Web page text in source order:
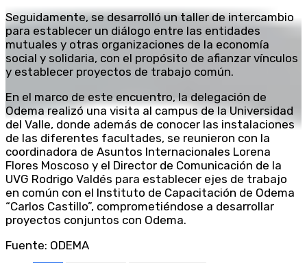
Seguidamente, se desarrolló un taller de intercambio
para establecer un diálogo entre las entidades
mutuales y otras organizaciones de la economía
social y solidaria, con el propósito de afianzar vínculos
y establecer proyectos de trabajo común.
En el marco de este encuentro, la delegación de
Odema realizó una visita al campus de la Universidad
del Valle, donde además de conocer las instalaciones
de las diferentes facultades, se reunieron con la
coordinadora de Asuntos Internacionales Lorena
Flores Moscoso y el Director de Comunicación de la
UVG Rodrigo Valdés para establecer ejes de trabajo
en común con el Instituto de Capacitación de Odema
“Carlos Castillo”, comprometiéndose a desarrollar
proyectos conjuntos con Odema.
Fuente: ODEMA